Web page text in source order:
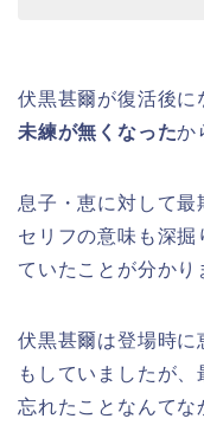
伏黒甚爾が復活後
未練が無くなったか
息子・恵に対して最
セリフの意味も深掘
ていたことが分かり
伏黒甚爾は登場時に
もしていましたが
忘れたことなんてな